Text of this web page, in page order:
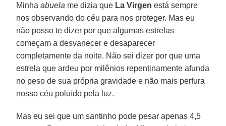
Minhaabuela me dizia que La Virgen está sempre
nos observando do céu para nos proteger. Mas eu
não posso te dizer por que algumas estrelas
começam a desvanecer e desaparecer
completamente da noite. Não sei dizer por que uma
estrela que ardeu por milênios repentinamente afunda
no peso de sua própria gravidade e não mais perfura
nosso céu poluído pela luz.
Mas eu sei que um santinho pode pesar apenas 4,5